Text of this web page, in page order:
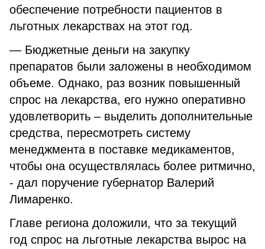
обеспечение потребности пациентов в
льготных лекарствах на этот год.
— Бюджетные деньги на закупку
препаратов были заложены в необходимом
объеме. Однако, раз возник повышенный
спрос на лекарства, его нужно оперативно
удовлетворить – выделить дополнительные
средства, пересмотреть систему
менеджмента в поставке медикаментов,
чтобы она осуществлялась более ритмично,
- дал поручение губернатор Валерий
Лимаренко.
Главе региона доложили, что за текущий
год спрос на льготные лекарства вырос на